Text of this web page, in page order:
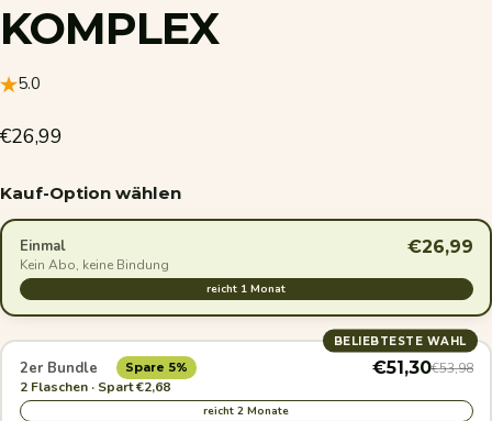
KOMPLEX
5.0
€26,99
Kauf-Option wählen
Einmal €26,99
Kein Abo, keine Bindung
reicht 1 Monat
BELIEBTESTE WAHL
2er Bundle Spare 5% €51,30€53,98
2 Flaschen · Spart €2,68
reicht 2 Monate